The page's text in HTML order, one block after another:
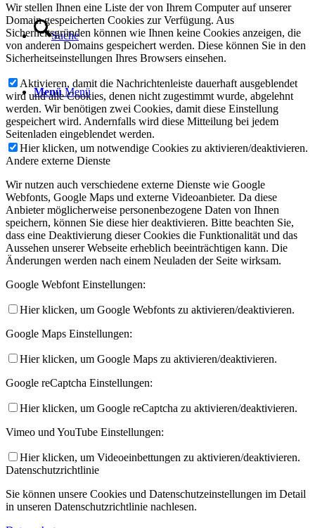
Suche
Menü Menü
Wir stellen Ihnen eine Liste der von Ihrem Computer auf unserer
Domain gespeicherten Cookies zur Verfügung. Aus
Sicherheitsgründen können wie Ihnen keine Cookies anzeigen, die
von anderen Domains gespeichert werden. Diese können Sie in den
Sicherheitseinstellungen Ihres Browsers einsehen.
Aktivieren, damit die Nachrichtenleiste dauerhaft ausgeblendet
wird und alle Cookies, denen nicht zugestimmt wurde, abgelehnt
werden. Wir benötigen zwei Cookies, damit diese Einstellung
gespeichert wird. Andernfalls wird diese Mitteilung bei jedem
Seitenladen eingeblendet werden.
Hier klicken, um notwendige Cookies zu aktivieren/deaktivieren.
Andere externe Dienste
Wir nutzen auch verschiedene externe Dienste wie Google
Webfonts, Google Maps und externe Videoanbieter. Da diese
Anbieter möglicherweise personenbezogene Daten von Ihnen
speichern, können Sie diese hier deaktivieren. Bitte beachten Sie,
dass eine Deaktivierung dieser Cookies die Funktionalität und das
Aussehen unserer Webseite erheblich beeinträchtigen kann. Die
Änderungen werden nach einem Neuladen der Seite wirksam.
Google Webfont Einstellungen:
Hier klicken, um Google Webfonts zu aktivieren/deaktivieren.
Google Maps Einstellungen:
Hier klicken, um Google Maps zu aktivieren/deaktivieren.
Google reCaptcha Einstellungen:
Hier klicken, um Google reCaptcha zu aktivieren/deaktivieren.
Vimeo und YouTube Einstellungen:
Hier klicken, um Videoeinbettungen zu aktivieren/deaktivieren.
Datenschutzrichtlinie
Sie können unsere Cookies und Datenschutzeinstellungen im Detail
in unseren Datenschutzrichtlinie nachlesen.